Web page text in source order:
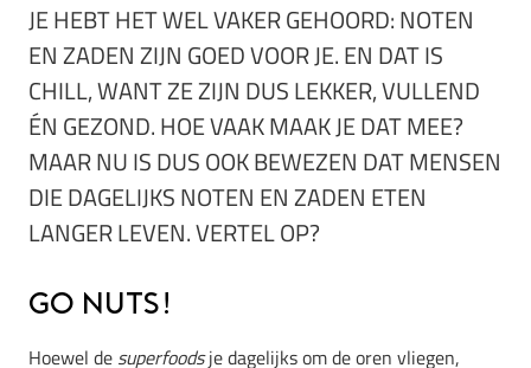
JE HEBT HET WEL VAKER GEHOORD: NOTEN
EN ZADEN ZIJN GOED VOOR JE. EN DAT IS
CHILL, WANT ZE ZIJN DUS LEKKER, VULLEND
ÉN GEZOND. HOE VAAK MAAK JE DAT MEE?
MAAR NU IS DUS OOK BEWEZEN DAT MENSEN
DIE DAGELIJKS NOTEN EN ZADEN ETEN
LANGER LEVEN. VERTEL OP?
Go nuts!
Hoewel de superfoodsje dagelijks om de oren vliegen,